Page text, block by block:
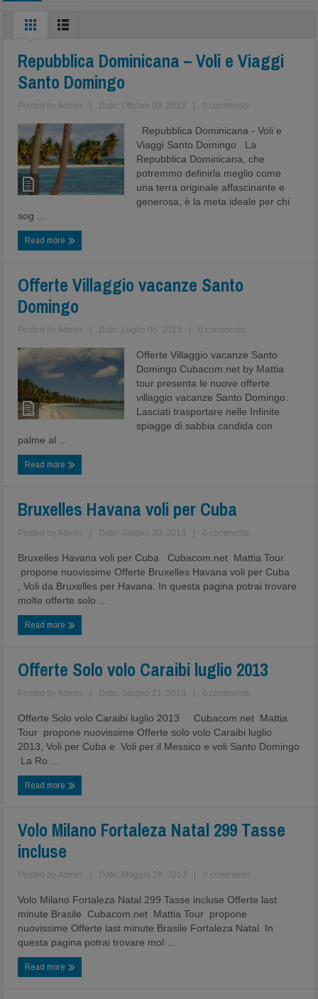
Repubblica Dominicana – Voli e Viaggi
Santo Domingo
Posted by Admin Date: Ottobre 09, 2013 0 comments
Repubblica Dominicana - Voli e
Viaggi Santo Domingo La
Repubblica Dominicana, che
potremmo definirla meglio come
una terra originale affascinante e
generosa, è la meta ideale per chi
sog ...
Read more
Offerte Villaggio vacanze Santo
Domingo
Posted by Admin Date: Luglio 06, 2013 0 comments
Offerte Villaggio vacanze Santo
Domingo Cubacom.net by Mattia
tour presenta le nuove offerte
villaggio vacanze Santo Domingo.
Lasciati trasportare nelle Infinite
spiagge di sabbia candida con
palme al ...
Read more
Bruxelles Havana voli per Cuba
Posted by Admin Date: Giugno 30, 2013 0 comments
Bruxelles Havana voli per Cuba Cubacom.net Mattia Tour
propone nuovissime Offerte Bruxelles Havana voli per Cuba
, Voli da Bruxelles per Havana. In questa pagina potrai trovare
molte offerte solo ...
Read more
Offerte Solo volo Caraibi luglio 2013
Posted by Admin Date: Giugno 21, 2013 0 comments
Offerte Solo volo Caraibi luglio 2013 Cubacom.net Mattia
Tour propone nuovissime Offerte solo volo Caraibi luglio
2013, Voli per Cuba e Voli per il Messico e voli Santo Domingo
La Ro ...
Read more
Volo Milano Fortaleza Natal 299 Tasse
incluse
Posted by Admin Date: Maggio 29, 2013 0 comments
Volo Milano Fortaleza Natal 299 Tasse incluse Offerte last
minute Brasile Cubacom.net Mattia Tour propone
nuovissime Offerte last minute Brasile Fortaleza Natal. In
questa pagina potrai trovare mol ...
Read more